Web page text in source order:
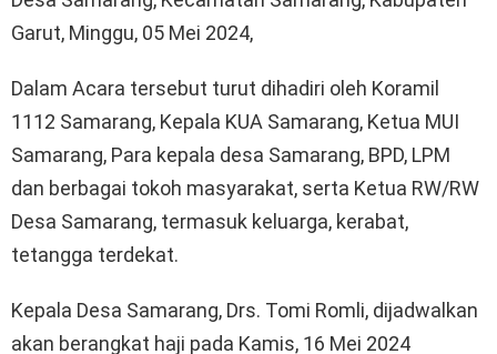
Garut, Minggu, 05 Mei 2024,
Dalam Acara tersebut turut dihadiri oleh Koramil
1112 Samarang, Kepala KUA Samarang, Ketua MUI
Samarang, Para kepala desa Samarang, BPD, LPM
dan berbagai tokoh masyarakat, serta Ketua RW/RW
Desa Samarang, termasuk keluarga, kerabat,
tetangga terdekat.
Kepala Desa Samarang, Drs. Tomi Romli, dijadwalkan
akan berangkat haji pada Kamis, 16 Mei 2024